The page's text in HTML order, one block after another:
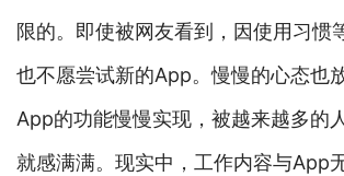
限的。即使被网友看到，因使用习惯
也不愿尝试新的App。慢慢的心态也
App的功能慢慢实现，被越来越多的
就感满满。现实中，工作内容与App